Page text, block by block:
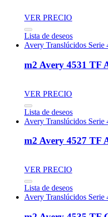
VER PRECIO
Lista de deseos
Avery Translúcidos Serie
m2 Avery 4531 TF
VER PRECIO
Lista de deseos
Avery Translúcidos Serie
m2 Avery 4527 TF
VER PRECIO
Lista de deseos
Avery Translúcidos Serie